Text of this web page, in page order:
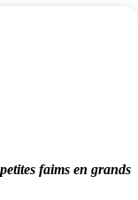
faims en grands